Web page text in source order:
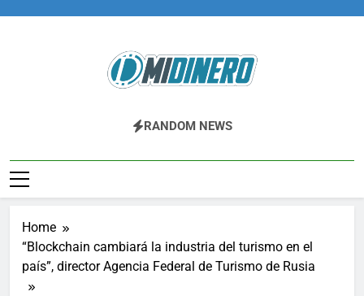
Midinero.co
Fintech, Criptomonedas
RANDOM NEWS
Home
“Blockchain cambiará la industria del turismo en el
país”, director Agencia Federal de Turismo de Rusia